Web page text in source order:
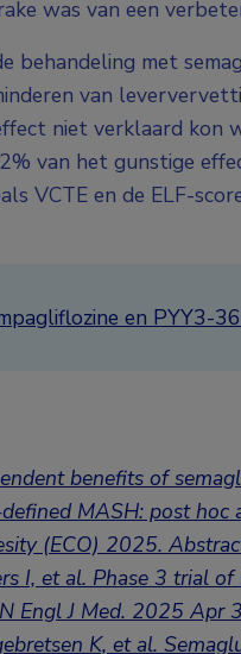
was van een
behandeling met
van
niet verklaard kon
van het gunstige
VCTE en de ELF-
en PYY3-
benefits of
MASH: post hoc
(ECO) 2025.
I, et al. Phase 3 trial
Engl J Med. 2025 Apr
K, et al.